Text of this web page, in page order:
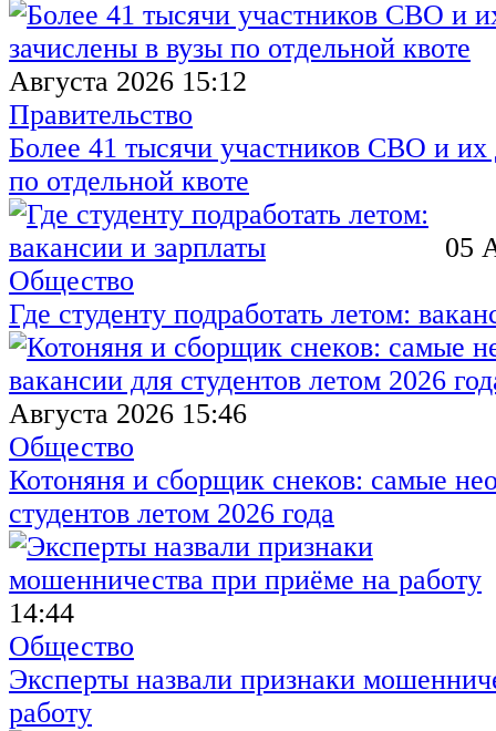
Августа 2026 15:12
Правительство
Более 41 тысячи участников СВО и их
по отдельной квоте
05
Общество
Где студенту подработать летом:
Августа 2026 15:46
Общество
Котоняня и сборщик снеков: самые
студентов летом 2026 года
14:44
Общество
Эксперты назвали признаки
работу